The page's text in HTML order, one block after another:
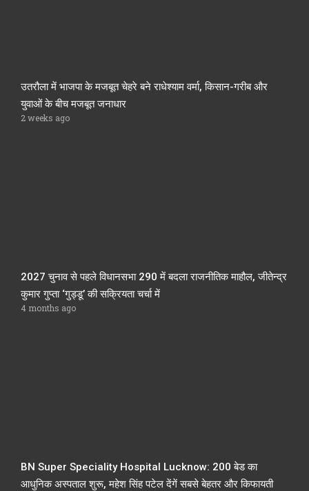
उतरौला में भाजपा के मजबूत चेहरे बने राधेश्याम वर्मा, किसान-गरीब और
युवाओं के बीच मजबूत जनाधार
2 weeks ago
2027 चुनाव से पहले विधानसभा 290 में बदला राजनीतिक माहौल, जीतेन्द्र
कुमार गुप्ता ‘गुड्डू’ की सक्रियता चर्चा में
4 months ago
BN Super Speciality Hospital Lucknow: 200 बेड का
आधुनिक अस्पताल शुरू, महेश सिंह पटेल देंगें सबसे बेहतर और किफायती